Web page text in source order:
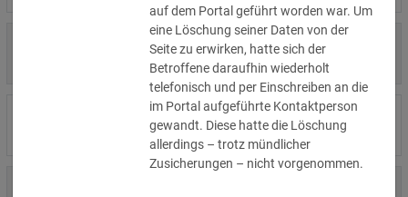
4.000 €
»Details
Η Μάθηση
15.000 €
»Details
Flamel
auf dem Portal geführt worden war. Um
eine Löschung seiner Daten von der
Seite zu erwirken, hatte sich der
Betroffene daraufhin wiederholt
telefonisch und per Einschreiben an die
im Portal aufgeführte Kontaktperson
gewandt. Diese hatte die Löschung
allerdings – trotz mündlicher
Zusicherungen – nicht vorgenommen.